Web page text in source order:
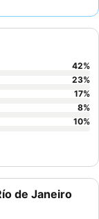
el
la planta 30.
de Janeiro
42%
23%
17%
8%
10%